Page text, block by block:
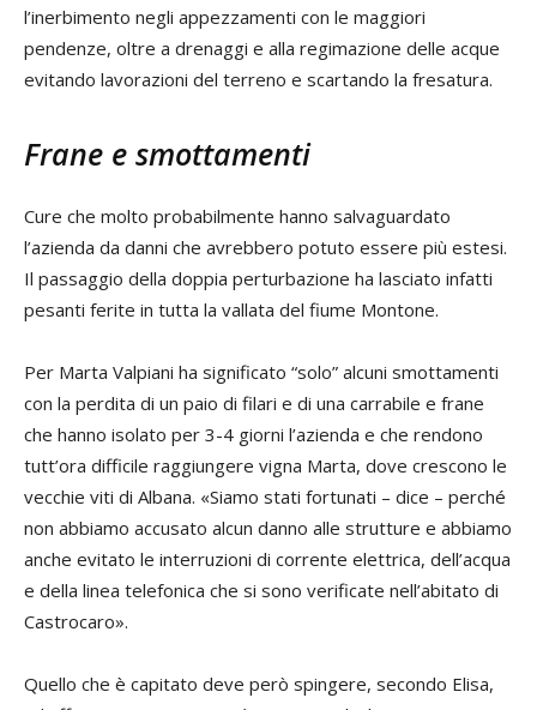
l’inerbimento negli appezzamenti con le maggiori
pendenze, oltre a drenaggi e alla regimazione delle acque
evitando lavorazioni del terreno e scartando la fresatura.
Frane e smottamenti
Cure che molto probabilmente hanno salvaguardato
l’azienda da danni che avrebbero potuto essere più estesi.
Il passaggio della doppia perturbazione ha lasciato infatti
pesanti ferite in tutta la vallata del fiume Montone.
Per Marta Valpiani ha significato “solo” alcuni smottamenti
con la perdita di un paio di filari e di una carrabile e frane
che hanno isolato per 3-4 giorni l’azienda e che rendono
tutt’ora difficile raggiungere vigna Marta, dove crescono le
vecchie viti di Albana. «Siamo stati fortunati – dice – perché
non abbiamo accusato alcun danno alle strutture e abbiamo
anche evitato le interruzioni di corrente elettrica, dell’acqua
e della linea telefonica che si sono verificate nell’abitato di
Castrocaro».
Quello che è capitato deve però spingere, secondo Elisa,